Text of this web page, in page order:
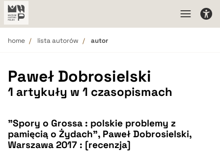
home lista autorów autor
Paweł Dobrosielski
1 artykuły w 1 czasopismach
"Spory o Grossa : polskie problemy z
pamięcią o Żydach", Paweł Dobrosielski,
Warszawa 2017 : [recenzja]